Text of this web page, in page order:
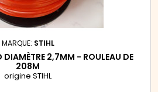
MARQUE: STIHL
DIAMÈTRE 2,7MM - ROULEAU DE
208M
origine STIHL